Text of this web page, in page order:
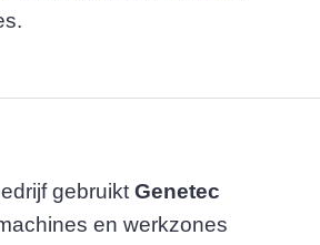
gebruikt Genetec
en werkzones